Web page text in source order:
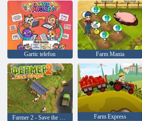
Gartic telefon Farm Mania
Farm Express